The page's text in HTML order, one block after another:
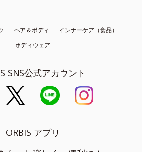
ヘア＆ボディ
インナーケア（食品）
ボディウェア
SNS公式アカウント
ORBIS アプリ